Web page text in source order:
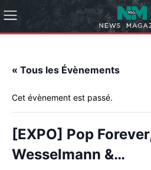
« Tous les Évènements
Cet évènement est passé.
[EXPO] Pop
Wesselmann &…